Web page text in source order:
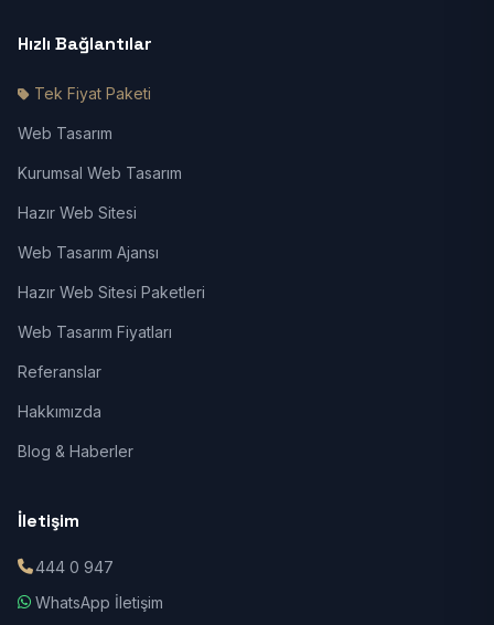
Hızlı Bağlantılar
Tek Fiyat Paketi
Web Tasarım
Kurumsal Web Tasarım
Hazır Web Sitesi
Web Tasarım Ajansı
Hazır Web Sitesi Paketleri
Web Tasarım Fiyatları
Referanslar
Hakkımızda
Blog & Haberler
İletişim
444 0 947
WhatsApp İletişim